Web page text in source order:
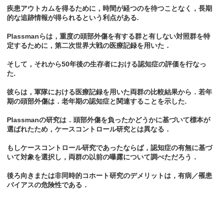
疾患アウトカムを得るために，時間が経つのを待つことなく，長期
的な追跡情報が得られるという利点がある.
Plassmanらは，重度の頭部外傷を有する群と有しない対照群を特
定するために，第二次世界大戦の医療記録を用いた．
そして，それから50年後の生存者における認知症の評価を行なっ
た.
彼らは，軍隊における医療記録を用いた両群の比較結果から．若年
期の頭部外傷は．老年期の認知症と関連することを示した.
Plassmanの研究は．頭部外傷を負ったかどうかに基づいて標本が
選ばれたため，ケースコントロール研究とは異なる．
もしケースコントロール研究であったならば，認知症の有無に基づ
いて対象を選択し，両群の以前の曝露について調べただろう．
後ろ向きまたは非同時的コホート研究のデメリットは，有病／罹患
バイアスの危険性である．